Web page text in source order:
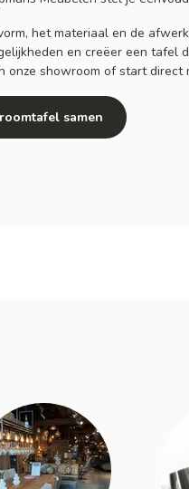
het materiaal en de
en creëer een tafel
onze showroom of start direct
samen